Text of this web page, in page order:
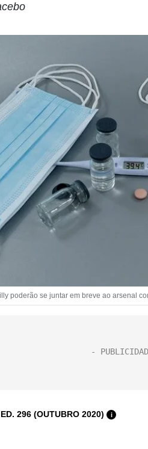
poderão se juntar em breve ao arsenal
296 (OUTUBRO 2020) i